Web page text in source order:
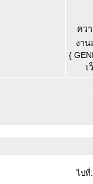
คว
งาน
{
เ
ไปที่: